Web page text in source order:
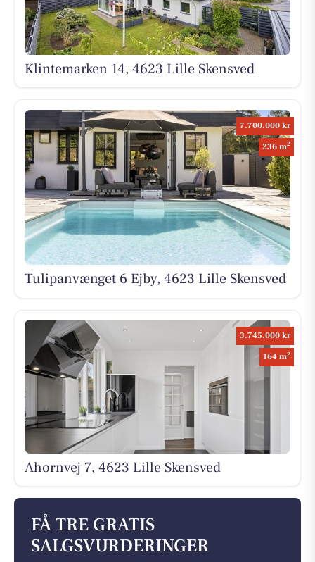
Klintemarken 14, 4623 Lille Skensved
7.700.000 kr
236 m2
Tulipanvænget 6 Ejby, 4623 Lille Skensved
3.745.000 kr
164 m2
Ahornvej 7, 4623 Lille Skensved
FÅ TRE GRATIS
SALGSVURDERINGER